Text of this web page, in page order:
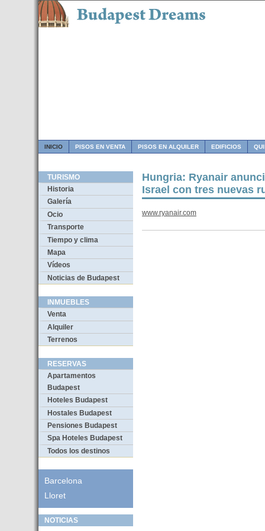
INICIO PISOS EN VENTA PISOS EN ALQUILER EDIFICIOS
TURISMO
Historia
Galería
Ocio
Transporte
Tiempo y clima
Mapa
Vídeos
Noticias de Budapest
INMUEBLES
Venta
Alquiler
Terrenos
RESERVAS
Apartamentos
Budapest
Hoteles Budapest
Hostales Budapest
Pensiones Budapest
Spa Hoteles Budapest
Todos los destinos
Barcelona
Lloret
NOTICIAS
Hungria: Ryanair
Israel con tres nuevas
www.ryanair.com